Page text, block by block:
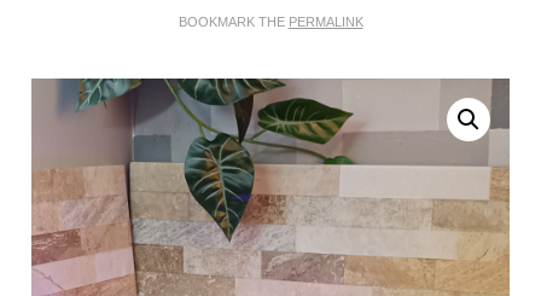
BOOKMARK THE PERMALINK